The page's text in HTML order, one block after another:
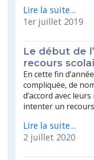
Lire la suite...
1er juillet 2019
Le début de
recours
En cette fin
compliquée, de
d’accord avec
intenter un
Lire la suite...
2 juillet 2020